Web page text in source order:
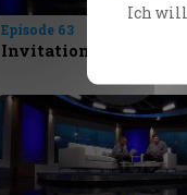
Episode 63
Invitation to a Feast
Ich will